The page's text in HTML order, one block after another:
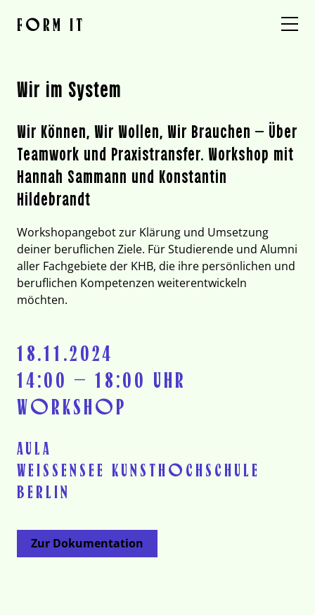
zumFORM IT
Wir im System
Wir Können, Wir Wollen, Wir Brauchen – Über
Teamwork und Praxistransfer. Workshop mit
Hannah Sammann und Konstantin
Hildebrandt
Workshopangebot zur Klärung und Umsetzung
deiner beruflichen Ziele. Für Studierende und Alumni
aller Fachgebiete der KHB, die ihre persönlichen und
beruflichen Kompetenzen weiterentwickeln
möchten.
18.11.2024
14:00 – 18:00 UHR
WORKSHOP
AULA
WEISSENSEE KUNSTHOCHSCHULE
BERLIN
Zur Dokumentation